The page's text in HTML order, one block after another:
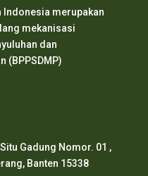
merupakan
mekanisasi
dan
(BPPSDMP)
Gadung Nomor. 01 ,
Banten 15338